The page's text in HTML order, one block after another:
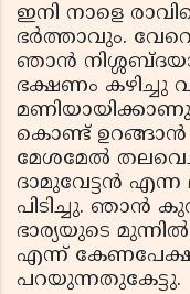
ഇനി നാളെ
ഭര്‍ത്താവും.
ഞാന്‍
ഭക്ഷണം കഴിച്ചു
കൊണ്ട് ഉറങ്ങാന്‍
മേശമേല്‍
ദാമുവേട്ടന്‍
പിടിച്ചു. ഞാന്‍
ഭാര്യയുടെ മുന്നില്‍
എന്ന്
പറയുന്നതുകേട്ടു.